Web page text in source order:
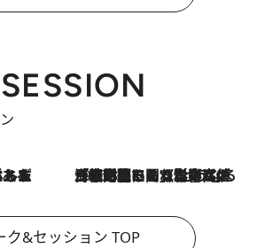
2026.8.3
「住宅建てられない…」「サーチャージ料の高値が続いている」ホルムズ海峡封鎖による影響はいつまで続く？《エネルギー専門家に聞く“どうなる日本の暮らし”》
ク&セッション TOP